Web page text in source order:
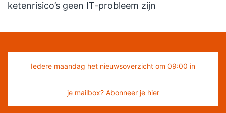
ketenrisico’s geen IT-probleem zijn
Iedere maandag het nieuwsoverzicht om 09:00 in
je mailbox? Abonneer je hier